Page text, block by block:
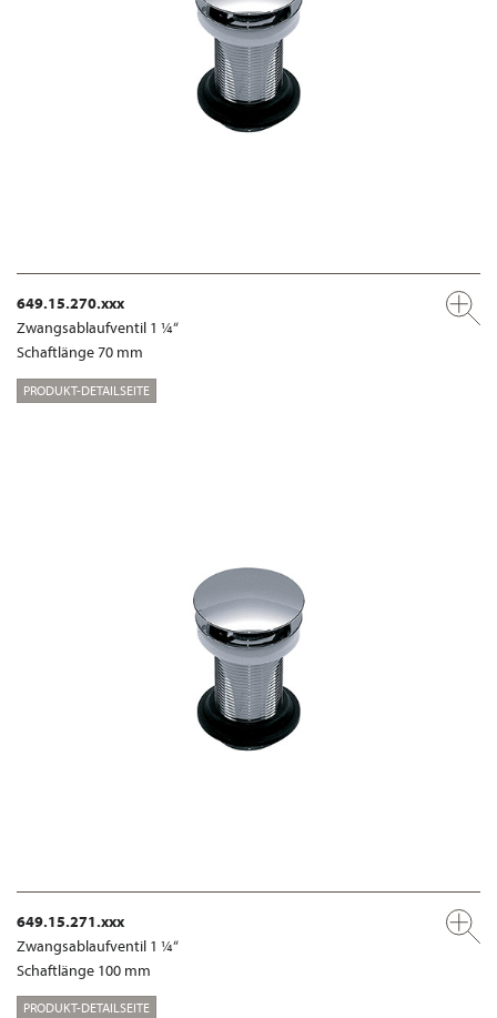
649.15.270.xxx
Zwangsablaufventil 1 ¼“
Schaftlänge 70 mm
PRODUKT-DETAILSEITE
649.15.271.xxx
Zwangsablaufventil 1 ¼“
Schaftlänge 100 mm
PRODUKT-DETAILSEITE